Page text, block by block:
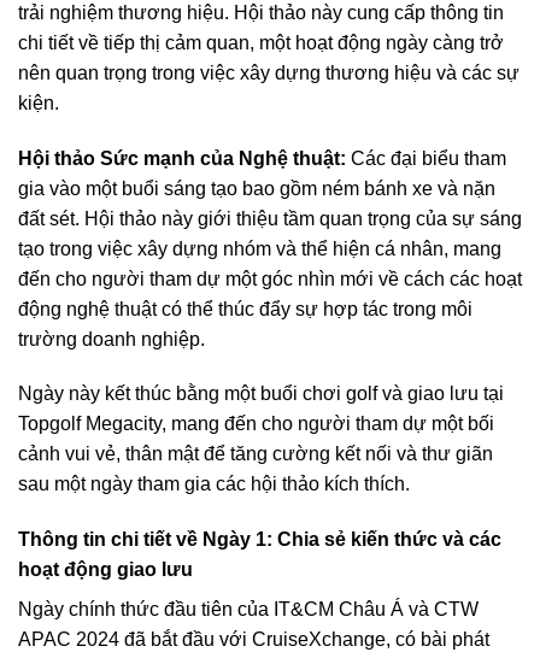
trải nghiệm thương hiệu. Hội thảo này cung cấp thông tin
chi tiết về tiếp thị cảm quan, một hoạt động ngày càng trở
nên quan trọng trong việc xây dựng thương hiệu và các sự
kiện.
Hội thảo Sức mạnh của Nghệ thuật: Các đại biểu tham
gia vào một buổi sáng tạo bao gồm ném bánh xe và nặn
đất sét. Hội thảo này giới thiệu tầm quan trọng của sự sáng
tạo trong việc xây dựng nhóm và thể hiện cá nhân, mang
đến cho người tham dự một góc nhìn mới về cách các hoạt
động nghệ thuật có thể thúc đẩy sự hợp tác trong môi
trường doanh nghiệp.
Ngày này kết thúc bằng một buổi chơi golf và giao lưu tại
Topgolf Megacity, mang đến cho người tham dự một bối
cảnh vui vẻ, thân mật để tăng cường kết nối và thư giãn
sau một ngày tham gia các hội thảo kích thích.
Thông tin chi tiết về Ngày 1: Chia sẻ kiến ​​thức và các
hoạt động giao lưu
Ngày chính thức đầu tiên của IT&CM Châu Á và CTW
APAC 2024 đã bắt đầu với CruiseXchange, có bài phát